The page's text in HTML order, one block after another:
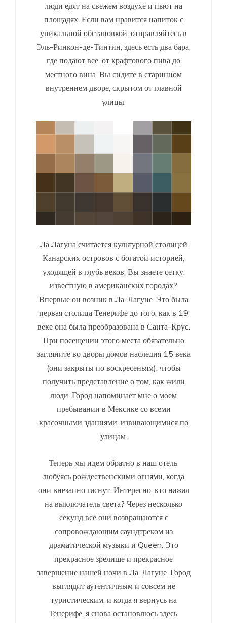
люди едят на свежем воздухе и пьют на
площадях. Если вам нравится напиток с
уникальной обстановкой, отправляйтесь в
Эль-Ринкон-де-Тинтин, здесь есть два бара,
где подают все, от крафтового пива до
местного вина. Вы сидите в старинном
внутреннем дворе, скрытом от главной
улицы.
Ла Лагуна считается культурной столицей
Канарских островов с богатой историей,
уходящей в глубь веков. Вы знаете сетку,
известную в американских городах?
Впервые он возник в Ла-Лагуне. Это была
первая столица Тенерифе до того, как в 19
веке она была преобразована в Санта-Крус.
При посещении этого места обязательно
загляните во дворы домов наследия 15 века
(они закрыты по воскресеньям), чтобы
получить представление о том, как жили
люди. Город напоминает мне о моем
пребывании в Мексике со всеми
красочными зданиями, извивающимися по
улицам.
Теперь мы идем обратно в наш отель,
любуясь рождественскими огнями, когда
они внезапно гаснут. Интересно, кто нажал
на выключатель света? Через несколько
секунд все они возвращаются с
сопровождающим саундтреком из
драматической музыки и Queen. Это
прекрасное зрелище и прекрасное
завершение нашей ночи в Ла-Лагуне. Город
выглядит аутентичным и совсем не
туристическим, и когда я вернусь на
Тенерифе, я снова остановлюсь здесь.